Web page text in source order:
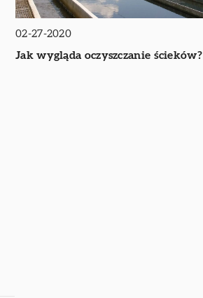
02-27-2020
Jak wygląda oczyszczanie ścieków?